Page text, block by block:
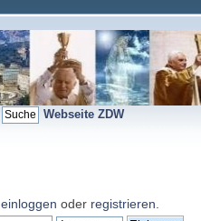
Webseite ZDW
einloggen oder registrieren